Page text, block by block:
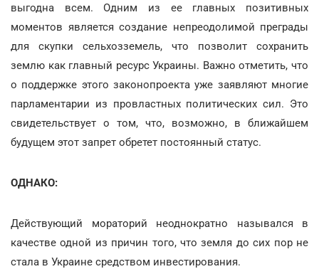
выгодна всем. Одним из ее главных позитивных
моментов является создание непреодолимой преграды
для скупки сельхозземель, что позволит сохранить
землю как главный ресурс Украины. Важно отметить, что
о поддержке этого законопроекта уже заявляют многие
парламентарии из провластных политических сил. Это
свидетельствует о том, что, возможно, в ближайшем
будущем этот запрет обретет постоянный статус.
ОДНАКО:
Действующий мораторий неоднократно назывался в
качестве одной из причин того, что земля до сих пор не
стала в Украине средством инвестирования.